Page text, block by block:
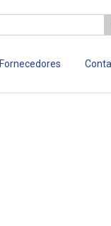
Fornecedores